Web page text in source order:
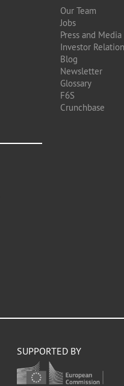
Our Team
Jobs
Press and Media
Investor
Blog
Newsletter
Glossary
F6S
Crunchbase
SUPPORTED BY